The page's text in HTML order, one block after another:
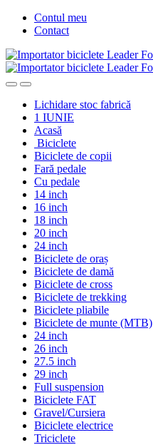
Skip
Skip
Contul meu
Contact
Lichidare stoc fabrică
1 IUNIE
Acasă
Biciclete
Biciclete de copii
Fară pedale
Cu pedale
14 inch
16 inch
18 inch
20 inch
24 inch
Biciclete de oraș
Biciclete de damă
Biciclete de cross
Biciclete de trekking
Biciclete pliabile
Biciclete de munte (MTB)
24 inch
26 inch
27.5 inch
29 inch
Full suspension
Biciclete FAT
Gravel/Cursiera
Biciclete electrice
Triciclete